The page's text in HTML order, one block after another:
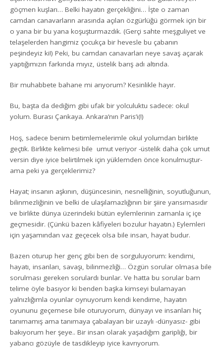
göçmen kuşları… Belki hayatın gerçekliğini… İşte o zaman
camdan canavarların arasında açılan özgürlüğü görmek için bir
o yana bir bu yana koşuşturmazdık. (Gerçi sahte meşguliyet ve
telaşelerden hangimiz çocukça bir hevesle bu çabanın
peşindeyiz ki!) Peki, bu camdan canavarları neye savaş açarak
yaptığımızın farkında mıyız, üstelik barış adı altında.
Bir muhabbete bahane mi arıyorum? Kesinlikle hayır.
Bu, başta da dediğim gibi ufak bir yolculuktu sadece: okul
yolum. Burası Çankaya. Ankara’nın Paris’i(!)
Hoş, sadece benim betimlemelerimle okul yolumdan birlikte
geçtik. Birlikte kelimesi bile umut veriyor -üstelik daha çok umut
versin diye iyice belirtilmek için yüklemden önce konulmuştur-
ama peki ya gerçeklerimiz?
Hayat; insanın aşkının, düşüncesinin, nesnelliğinin, soyutluğunun,
bilinmezliğinin ve belki de ulaşılamazlığının bir şiire yansımasıdır
ve birlikte dünya üzerindeki bütün eylemlerinin zamanla iç içe
geçmesidir. (Çünkü bazen kâfiyeleri bozulur hayatın.) Eylemleri
için yaşamından vaz geçecek olsa bile insan, hayat budur.
Bazen oturup her genç gibi ben de sorguluyorum: kendimi,
hayatı, insanları, savaşı, bilinmezliği… Özgün sorular olmasa bile
sorulması gereken sorulardı bunlar. Ve hatta bu sorular bam
telime öyle basıyor ki benden başka kimseyi bulamayan
yalnızlığımla oyunlar oynuyorum kendi kendime, hayatın
oyununu geçemese bile oturuyorum, dünyayı ve insanları hiç
tanımamış ama tanımaya çabalayan bir uzaylı -dünyasız- gibi
bakıyorum her şeye.. Bir insan olarak yaşadığım garipliği, bir
yabancı gözüyle de tasdikleyip iyice kavrıyorum.